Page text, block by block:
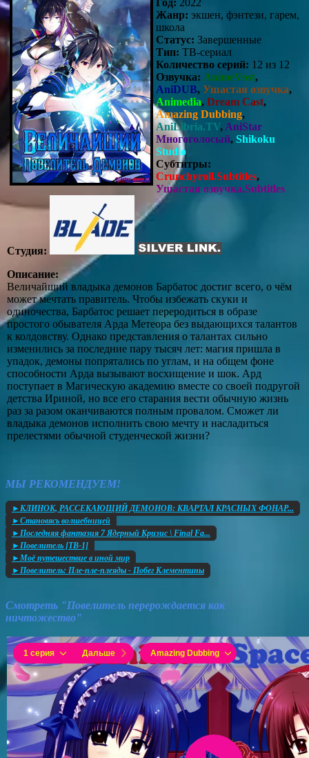
Год: 2022
Жанр: экшен, фэнтези, гарем,
школа
Статус: Завершенные
Тип: ТВ-сериал
Количество серий: 12 из 12
Озвучка: AnimeVost,
AniDUB, Ушастая озвучка,
Animedia, Dream Cast,
Amazing Dubbing,
AniLibria.TV, AniStar
Многоголосый, Shikoku
Studio
Субтитры:
Crunchyroll.Subtitles,
Ушастая озвучка.Subtitles
Студия:
Описание:
Величайший владыка демонов Барбатос достиг всего, о чём
может мечтать правитель. Чтобы избежать скуки и
одиночества, Барбатос решает переродиться в образе
простого обывателя Арда Метеора без выдающихся талантов
к колдовству. Однако представления о талантах сильно
изменились за последние пару тысяч лет: магия пришла в
упадок, демоны попрятались по углам, и на общем фоне
способности Арда вызывают восхищение и шок. Ард
поступает в Магическую академию вместе со своей подругой
детства Ириной, но все его старания вести обычную жизнь
раз за разом оканчиваются полным провалом. Сможет ли
владыка демонов исполнить свою мечту и насладиться
прелестями обычной студенческой жизни?
МЫ РЕКОМЕНДУЕМ!
►КЛИНОК, РАССЕКАЮЩИЙ ДЕМОНОВ: КВАРТАЛ КРАСНЫХ ФОНАР...
►Становясь волшебницей
►Последняя фантазия 7 Ядерный Кризис \ Final Fa...
►Повелитель [ТВ-1]
►Моё путешествие в иной мир
►Повелитель: Пле-пле-плеяды - Побег Клементины
Смотреть "Повелитель перерождается как
ничтожество"